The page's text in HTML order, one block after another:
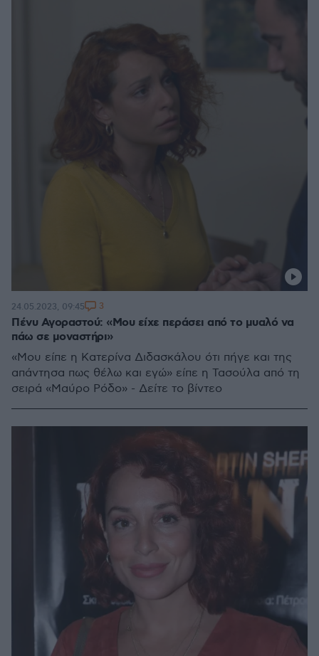
Πένυ Αγοραστού: «Μου είχε περάσει από το μυαλό να
πάω σε μοναστήρι»
«Μου είπε η Κατερίνα Διδασκάλου ότι πήγε και της
απάντησα πως θέλω και εγώ» είπε η Τασούλα από τη
σειρά «Μαύρο Ρόδο» - Δείτε το βίντεο
24.05.2023, 09:45 3